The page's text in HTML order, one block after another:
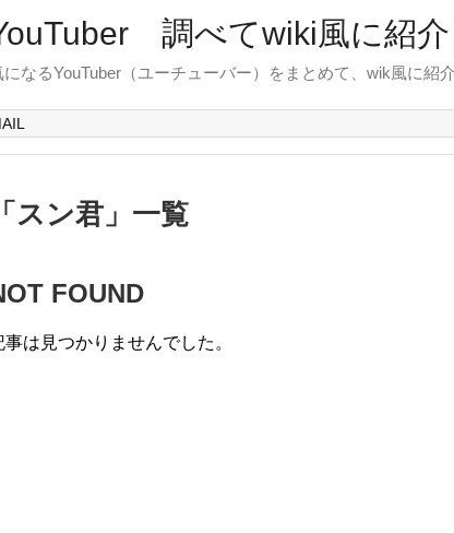
調べてwiki風に紹介
になるYouTuber（ユーチューバー）をまとめて、wik風に紹
「 スン君 」 一覧
FOUND
事は見つかりませんでした。